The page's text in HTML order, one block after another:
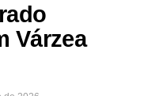
Várzea